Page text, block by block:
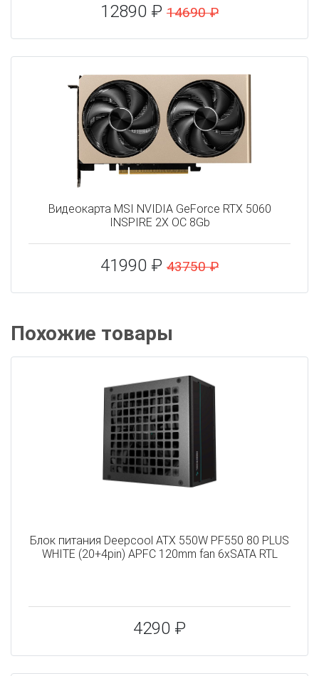
12890 ₽ 14690 ₽
Видеокарта MSI NVIDIA GeForce RTX 5060
INSPIRE 2X OC 8Gb
41990 ₽ 43750 ₽
Похожие товары
Блок питания Deepcool ATX 550W PF550 80 PLUS
WHITE (20+4pin) APFC 120mm fan 6xSATA RTL
4290 ₽